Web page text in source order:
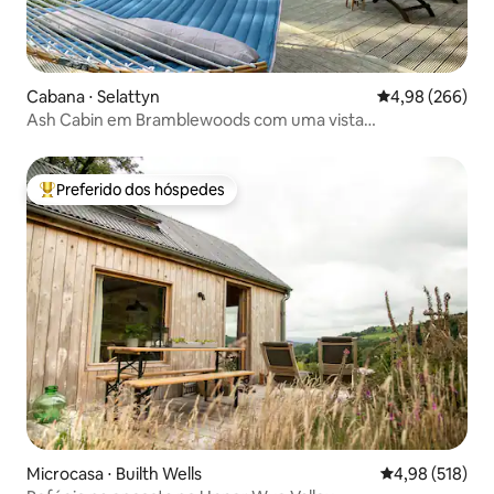
Cabana ⋅ Selattyn 4,98 de uma
4,98 (266)
Ash Cabin em Bramblewoods com uma vista
Entre os melhores preferidos dos hóspedes
Preferido dos hóspedes
Microcasa ⋅ Builth Wells 4,98 de uma
4,98 (518)